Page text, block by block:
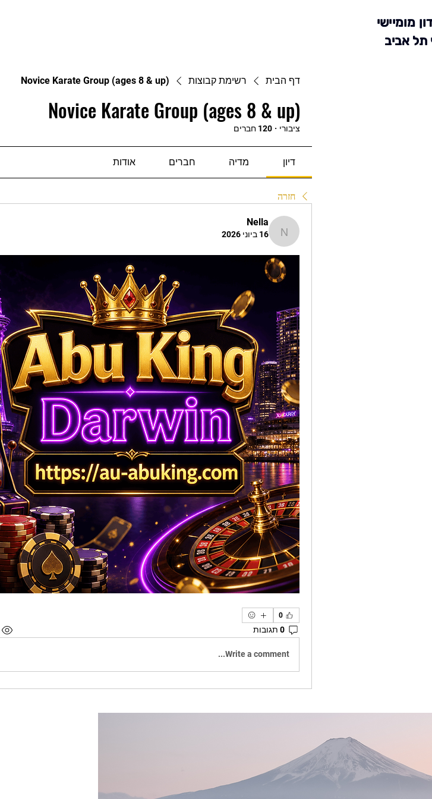
מומיישי
תל אביב
דף הבית רשימת קבוצות Novice Karate Group (ages 8 & up)
Novice Karate Group (ages 8 & up)
ציבורי · 120 חברים
דיון מדיה חברים אודות
חזרה
Nella
Nella
16 ביוני 2026
0
0 תגובות
Write a comment...